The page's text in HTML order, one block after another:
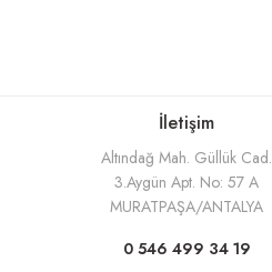
İletişim
Altındağ Mah. Güllük Cad.
3.Aygün Apt. No: 57 A
MURATPAŞA/ANTALYA
0 546 499 34 19